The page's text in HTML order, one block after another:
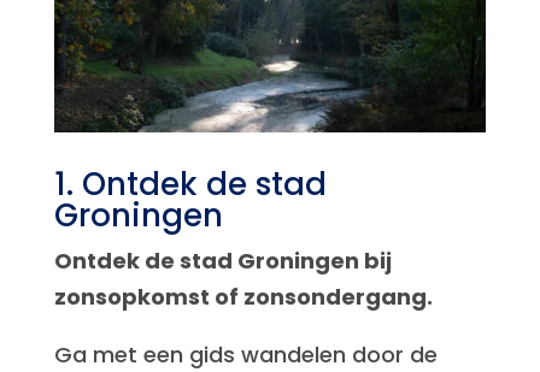
1. Ontdek de stad
Groningen
Ontdek de stad Groningen bij
zonsopkomst of zonsondergang.
Ga met een gids wandelen door de